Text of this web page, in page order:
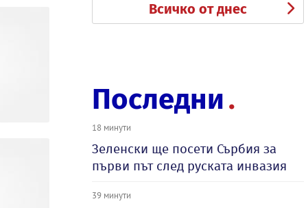
Всичко от днес
Последни
18 минути
Зеленски ще посети Сърбия за
първи път след руската инвазия
39 минути